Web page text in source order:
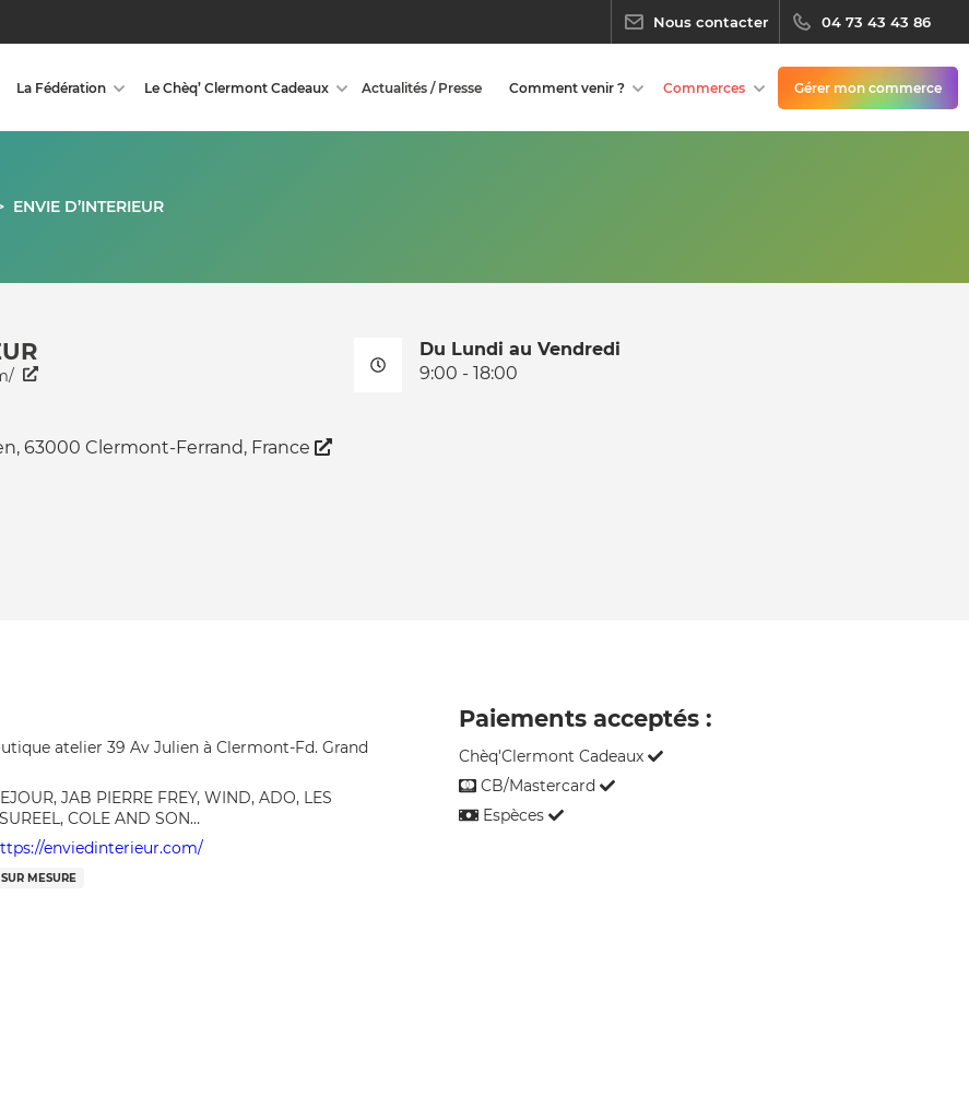
Nous contacter 04 73 43 43 86
La Fédération Le Chèq’ Clermont Cadeaux Actualités / Presse Comment venir ? Commerces Gérer mon commerce
ENVIE D’INTERIEUR
63000 Clermont-Ferrand, France
Du Lundi au Vendredi
9:00 - 18:00
atelier 39 Av Julien à Clermont-Fd. Grand
JAB PIERRE FREY, WIND, ADO, LES
COLE AND SON…
enviedinterieur.com/
MESURE
Paiements acceptés :
Chèq'Clermont Cadeaux
CB/Mastercard
Espèces